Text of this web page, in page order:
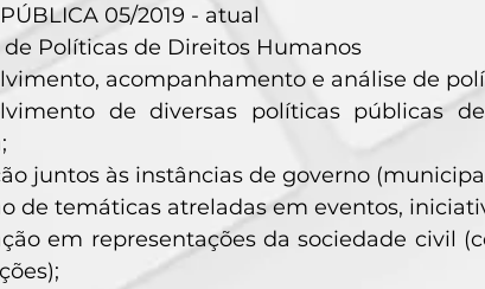
PÚBLICA 05/2019 - atual
de Políticas de Direitos Humanos
acompanhamento e análise de
de diversas políticas públicas
juntos às instâncias de governo
de temáticas atreladas em eventos,
em representações da sociedade civil